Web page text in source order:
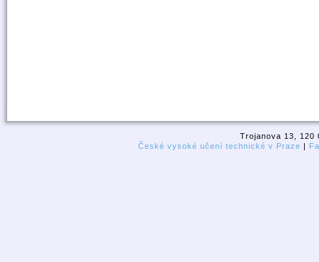
Trojanova 13, 120
České vysoké učení technické v Praze |